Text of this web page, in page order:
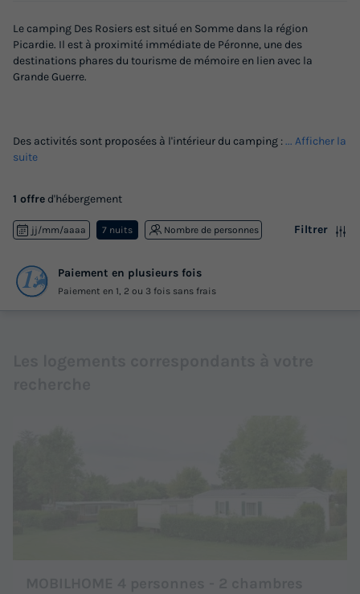
Le camping Des Rosiers est situé en Somme dans la région
Picardie. Il est à proximité immédiate de Péronne, une des
destinations phares du tourisme de mémoire en lien avec la
Grande Guerre.
Des activités sont proposées à l'intérieur du camping :... Afficher la
suite
1 offre d'hébergement
jj/mm/aaaa 7 nuits Nombre de personnes Filtrer
Paiement en plusieurs fois
Paiement en 1, 2 ou 3 fois sans frais